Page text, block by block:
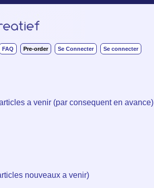
FAQ Pre-order Se Connecter Se connecter
a venir (par consequent en avance)
nouveaux a venir)